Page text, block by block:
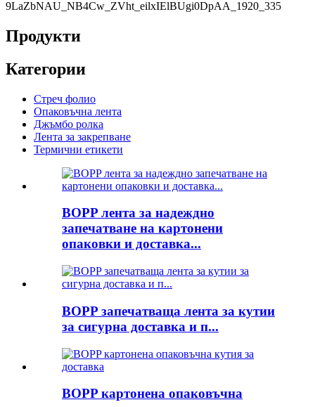
Продукти
Категории
Стреч фолио
Опаковъчна лента
Джъмбо ролка
Лента за закрепване
Термични етикети
BOPP лента за надеждно
запечатване на картонени
опаковки и доставка...
BOPP запечатваща лента за кутии
за сигурна доставка и п...
BOPP картонена опаковъчна